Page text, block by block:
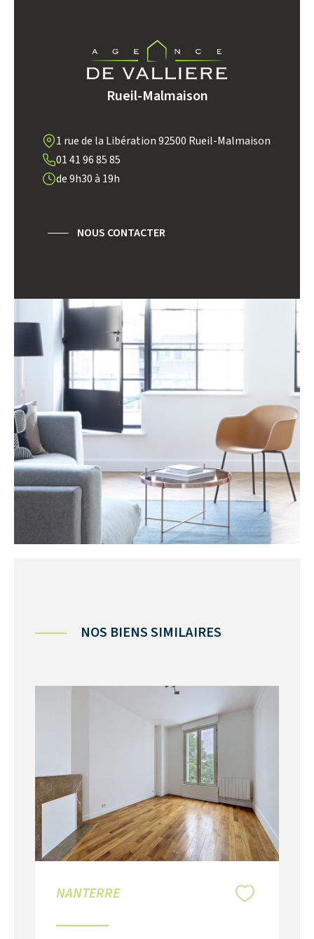
TAUX DE PROPRIÉTAIRES TAUX D'HABITATION
TAXE FONCIÈRE
PART DES MÉNAGES SANS
VOITURE
DISTANCE DE L'AÉROPORT :
RÉSULTATS DES LYCÉES
MÉDECINS
Rueil-Malmaison
1 rue de la Libération 92500 Rueil-Malmaison
01 41 96 85 85
de 9h30 à 19h
NOUS CONTACTER
NOS BIENS SIMILAIRES
NANTERRE